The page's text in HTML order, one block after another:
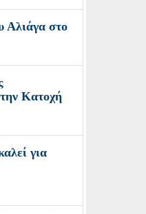
Αλιάγα στο
Κατοχή
για